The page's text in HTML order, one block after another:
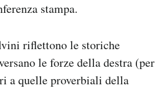
stampa.
riflettono le storiche
le forze della destra (per
a quelle proverbiali della